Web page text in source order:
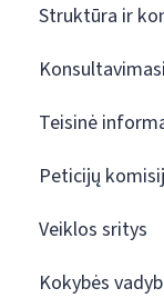
Struktūra ir
Teisinė
Peticijų
Veiklos sritys
Kokybės